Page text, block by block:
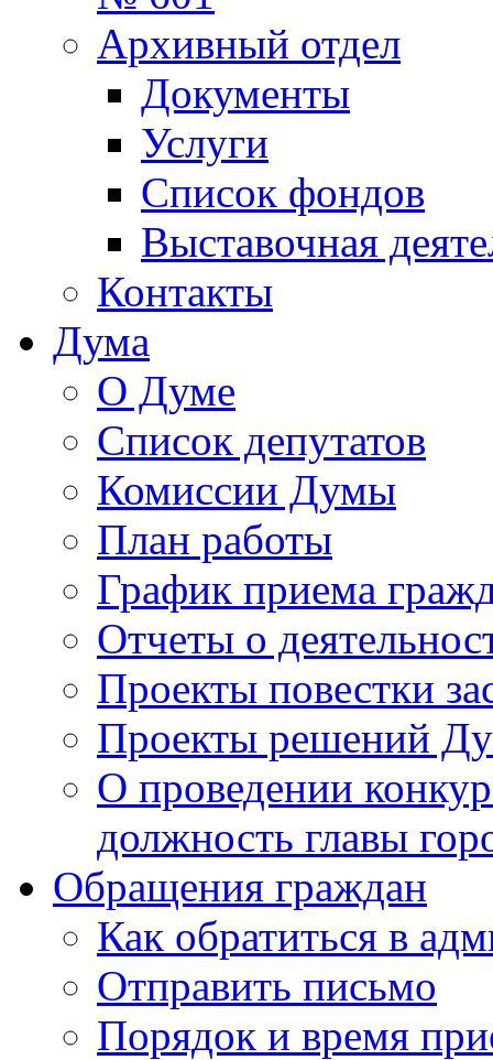
Архивный отдел
Документы
Услуги
Список фондов
Выставочная
Контакты
Дума
О Думе
Список депутатов
Комиссии Думы
План работы
График приема
Отчеты о
Проекты повестки
Проекты решений
О проведении
должность главы
Обращения граждан
Как обратиться в
Отправить письмо
Порядок и время